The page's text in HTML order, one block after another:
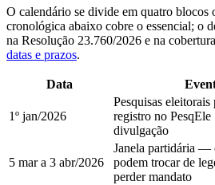
O calendário se divide em quatro blocos
cronológica abaixo cobre o essencial; o
na Resolução 23.760/2026 e na
datas e prazos.
Data
1º jan/2026
Pesquisas eleitorais
registro no PesqEle
divulgação
5 mar a 3 abr/2026
Janela partidária —
podem trocar de
perder mandato